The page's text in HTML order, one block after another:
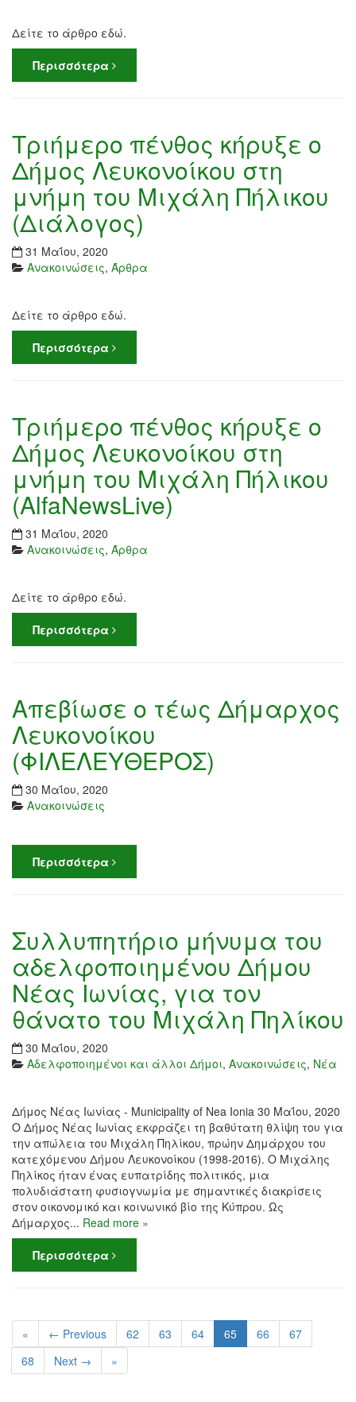
Δείτε το άρθρο εδώ.
Περισσότερα
Τριήμερο πένθος κήρυξε ο
Δήμος Λευκονοίκου στη
μνήμη του Μιχάλη Πήλικου
(Διάλογος)
31 Μαΐου, 2020
Ανακοινώσεις, Άρθρα
Δείτε το άρθρο εδώ.
Περισσότερα
Τριήμερο πένθος κήρυξε ο
Δήμος Λευκονοίκου στη
μνήμη του Μιχάλη Πήλικου
(AlfaNewsLive)
31 Μαΐου, 2020
Ανακοινώσεις, Άρθρα
Δείτε το άρθρο εδώ.
Περισσότερα
Απεβίωσε ο τέως Δήμαρχος
Λευκονοίκου
(ΦΙΛΕΛΕΥΘΕΡΟΣ)
30 Μαΐου, 2020
Ανακοινώσεις
Περισσότερα
Συλλυπητήριο μήνυμα του
αδελφοποιημένου Δήμου
Νέας Ιωνίας, για τον
θάνατο του Μιχάλη Πηλίκου
30 Μαΐου, 2020
Αδελφοποιημένοι και άλλοι Δήμοι, Ανακοινώσεις, Νέα
Δήμος Νέας Ιωνίας - Municipality of Nea Ionia 30 Μαΐου, 2020
Ο Δήμος Νέας Ιωνίας εκφράζει τη βαθύτατη θλίψη του για
την απώλεια του Μιχάλη Πηλίκου, πρώην Δημάρχου του
κατεχόμενου Δήμου Λευκονοίκου (1998-2016). Ο Μιχάλης
Πηλίκος ήταν ένας ευπατρίδης πολιτικός, μια
πολυδιάστατη φυσιογνωμία με σημαντικές διακρίσεις
στον οικονομικό και κοινωνικό βίο της Κύπρου. Ως
Δήμαρχος... Read more »
Περισσότερα
« ← Previous 62 63 64 65 66
67
68
Next → »